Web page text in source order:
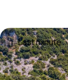
Last minute